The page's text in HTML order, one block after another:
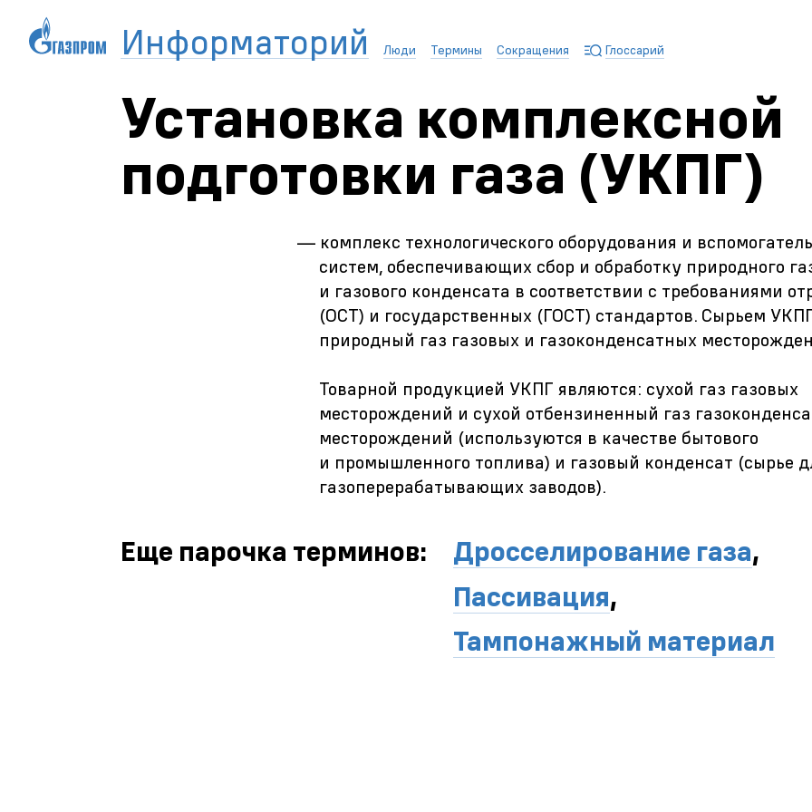
Информаторий Люди Термины Сокращения Глоссарий
Установка комплексной
подготовки газа (УКПГ)
— комплекс технологического оборудования и
систем, обеспечивающих сбор и обработку природного
и газового конденсата в соответствии с требованиями
(ОСТ) и государственных (ГОСТ) стандартов. Сырьем
природный газ газовых и газоконденсатных
Товарной продукцией УКПГ являются: сухой газ газовых
месторождений и сухой отбензиненный газ
месторождений (используются в качестве бытового
и промышленного топлива) и газовый конденсат (сырье
газоперерабатывающих заводов).
Еще парочка терминов: Дросселирование газа,
Пассивация,
Тампонажный материал